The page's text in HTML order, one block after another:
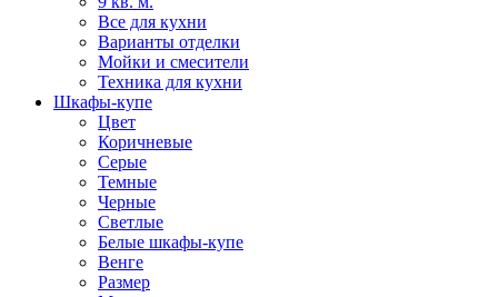
Все для кухни
Варианты отделки
Мойки и смесители
Техника для кухни
Шкафы-купе
Цвет
Коричневые
Серые
Темные
Черные
Светлые
Белые шкафы-купе
Венге
Размер